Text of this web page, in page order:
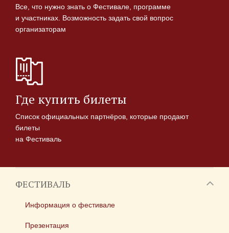
Все, что нужно знать о Фестивале, программе
и участниках. Возможность задать свой вопрос
организаторам
Где купить билеты
Список официальных партнёров, которые продают
билеты
на Фестиваль
ФЕСТИВАЛЬ
Информация о фестивале
Презентация